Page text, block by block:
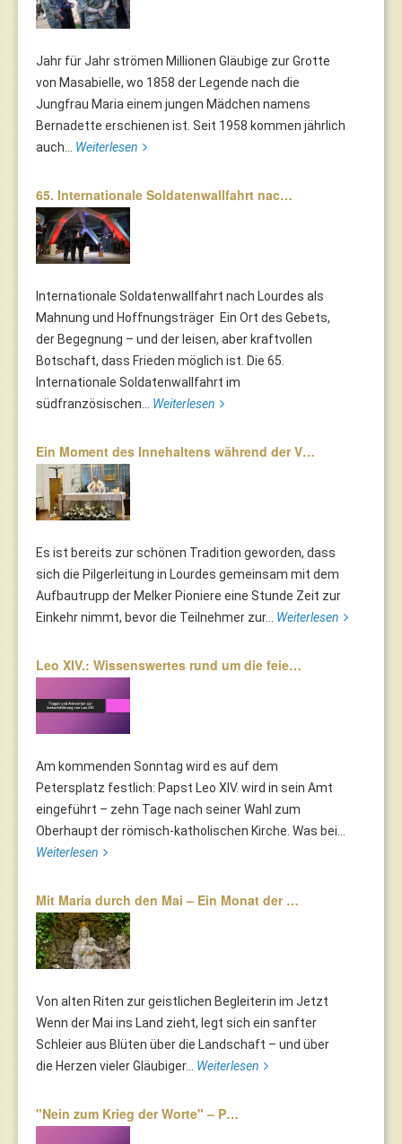
Jahr für Jahr strömen Millionen Gläubige zur Grotte
von Masabielle, wo 1858 der Legende nach die
Jungfrau Maria einem jungen Mädchen namens
Bernadette erschienen ist. Seit 1958 kommen jährlich
auch... Weiterlesen
65. Internationale Soldatenwallfahrt nac…
Internationale Soldatenwallfahrt nach Lourdes als
Mahnung und Hoffnungsträger Ein Ort des Gebets,
der Begegnung – und der leisen, aber kraftvollen
Botschaft, dass Frieden möglich ist. Die 65.
Internationale Soldatenwallfahrt im
südfranzösischen... Weiterlesen
Ein Moment des Innehaltens während der V…
Es ist bereits zur schönen Tradition geworden, dass
sich die Pilgerleitung in Lourdes gemeinsam mit dem
Aufbautrupp der Melker Pioniere eine Stunde Zeit zur
Einkehr nimmt, bevor die Teilnehmer zur... Weiterlesen
Leo XIV.: Wissenswertes rund um die feie…
Am kommenden Sonntag wird es auf dem
Petersplatz festlich: Papst Leo XIV. wird in sein Amt
eingeführt – zehn Tage nach seiner Wahl zum
Oberhaupt der römisch-katholischen Kirche. Was bei...
Weiterlesen
Mit Maria durch den Mai – Ein Monat der …
Von alten Riten zur geistlichen Begleiterin im Jetzt
Wenn der Mai ins Land zieht, legt sich ein sanfter
Schleier aus Blüten über die Landschaft – und über
die Herzen vieler Gläubiger... Weiterlesen
"Nein zum Krieg der Worte" – P…